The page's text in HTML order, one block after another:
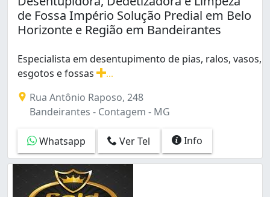
Industrial (1)
Lúcio de Abreu (1)
Nova Contagem (1)
Petrolândia (1)
Riacho das Pedras (1)
Vila Paris (1)
Água Branca (1)
de Fossa Império Solução Predial em Belo
Horizonte e Região em Bandeirantes
Especialista em desentupimento de pias, ralos, vasos,
esgotos e fossas
Rua Antônio Raposo, 248
Bandeirantes - Contagem - MG
Whatsapp Ver Tel Info